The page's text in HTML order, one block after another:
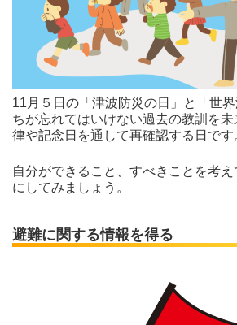
11月５日の「津波防災の日」と「世
ちが忘れてはいけない過去の教訓を
律や記念日を通して再確認する日です
自分ができること、すべきことを考
にしてみましょう。
避難に関する情報を得る